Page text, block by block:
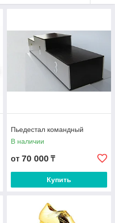
Пьедестал командный
В наличии
от 70 000 ₸
Купить